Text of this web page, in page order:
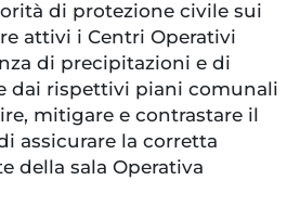
di protezione civile sui
attivi i Centri Operativi
di precipitazioni e di
dai rispettivi piani comunali
mitigare e contrastare il
assicurare la corretta
della sala Operativa